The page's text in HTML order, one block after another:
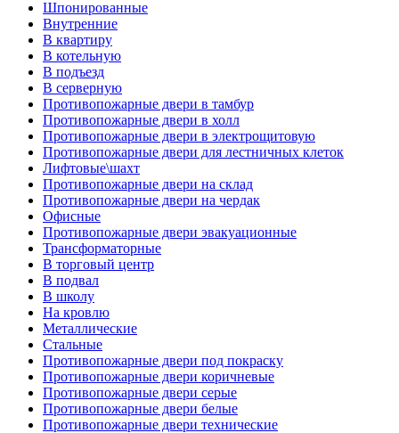
Шпонированные
Внутренние
В квартиру
В котельную
В подъезд
В серверную
Противопожарные двери в тамбур
Противопожарные двери в холл
Противопожарные двери в электрощитовую
Противопожарные двери для лестничных клеток
Лифтовые\шахт
Противопожарные двери на склад
Противопожарные двери на чердак
Офисные
Противопожарные двери эвакуационные
Трансформаторные
В торговый центр
В подвал
В школу
На кровлю
Металлические
Стальные
Противопожарные двери под покраску
Противопожарные двери коричневые
Противопожарные двери серые
Противопожарные двери белые
Противопожарные двери технические